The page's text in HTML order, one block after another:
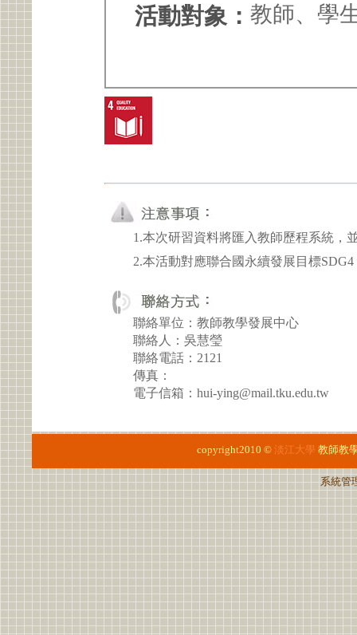
活動對象： 教師、學
1.本次研習資料將匯入教師歷程系統，
2.本活動對應聯合國永續發展目標
聯絡單位：教師教學發展中心
聯絡人：吳慧瑩
聯絡電話：2121
傳真：
電子信箱：hui-ying@mail.tku.edu.tw
copyright2010 © 淡江大學 教師教
系統管